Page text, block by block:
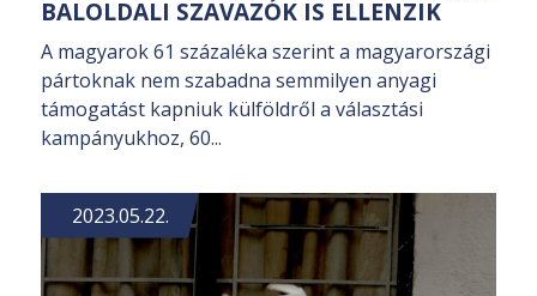
BALOLDALI SZAVAZÓK IS ELLENZIK
A magyarok 61 százaléka szerint a magyarországi
pártoknak nem szabadna semmilyen anyagi
támogatást kapniuk külföldről a választási
kampányukhoz, 60...
2023.05.22.